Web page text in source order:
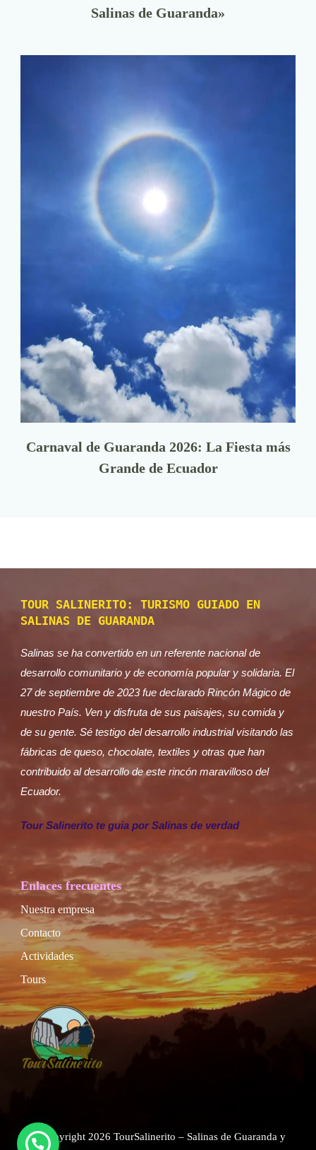
Salinas de Guaranda»
Carnaval de Guaranda 2026: La Fiesta más
Grande de Ecuador
TOUR SALINERITO: TURISMO GUIADO EN
SALINAS DE GUARANDA
Salinas se ha convertido en un referente nacional de
desarrollo comunitario y de economía popular y solidaria. El
27 de septiembre de 2023 fue declarado Rincón Mágico de
nuestro País. Ven y disfruta de sus paisajes, su comida y
de su gente. Sé testigo del desarrollo industrial visitando las
fábricas de queso, chocolate, textiles y otras que han
contribuido al desarrollo de este rincón maravilloso del
Ecuador.
Tour Salinerito te guia por Salinas de verdad
Enlaces frecuentes
Nuestra empresa
Contacto
Actividades
Tours
© Copyright 2026 TourSalinerito – Salinas de Guaranda y